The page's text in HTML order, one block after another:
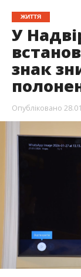
ЖИТТЯ
У
знак
Опубліковано